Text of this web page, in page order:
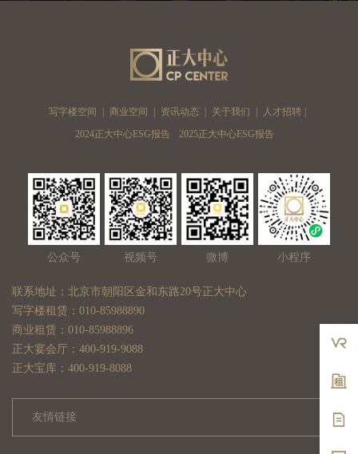
写字楼空间 商业空间 资讯动态 关于我们 人才招聘
2024正大中心ESG报告
2025正大中心ESG报告
公众号 视频号 微博 小程序
联系地址：北京市朝阳区金和东路20号正大中心
写字楼租赁：010-85988890
商业租赁：010-85988896
正大宴会厅：400-919-9088
正大宝库：400-919-8088
友情链接